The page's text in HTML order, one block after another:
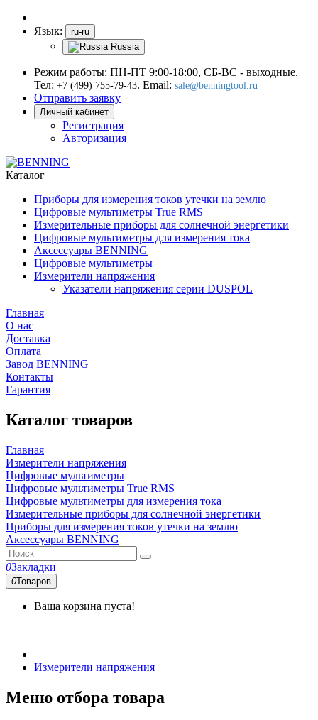
Язык:
ru-ru
Russia
Режим работы: ПН-ПТ 9:00-18:00, СБ-ВС - выходные.
Тел: +7 (499) 755-79-43. Email: sale@benningtool.ru
Отправить заявку
Личный кабинет
Регистрация
Авторизация
Каталог
Приборы для измерения токов утечки на землю
Цифровые мультиметры True RMS
Измерительные приборы для солнечной энергетики
Цифровые мультиметры для измерения тока
Аксессуары BENNING
Цифровые мультиметры
Измерители напряжения
Указатели напряжения серии DUSPOL
Главная
О нас
Доставка
Оплата
Завод BENNING
Контакты
Гарантия
Каталог товаров
Главная
Измерители напряжения
Цифровые мультиметры
Цифровые мультиметры True RMS
Цифровые мультиметры для измерения тока
Измерительные приборы для солнечной энергетики
Приборы для измерения токов утечки на землю
Аксессуары BENNING
0Закладки
0Товаров
Ваша корзина пуста!
Измерители напряжения
Меню отбора товара